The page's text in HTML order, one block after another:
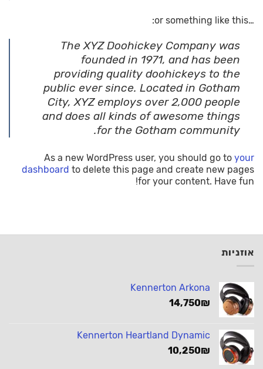
…or something like this:
The XYZ Doohickey Company was
founded in 1971, and has been
providing quality doohickeys to the
public ever since. Located in Gotham
City, XYZ employs over 2,000 people
and does all kinds of awesome things
for the Gotham community.
As a new WordPress user, you should go to your
dashboard to delete this page and create new pages
for your content. Have fun!
אוזניות
Kennerton Arkona
14,750₪
Kennerton Heartland Dynamic
10,250₪